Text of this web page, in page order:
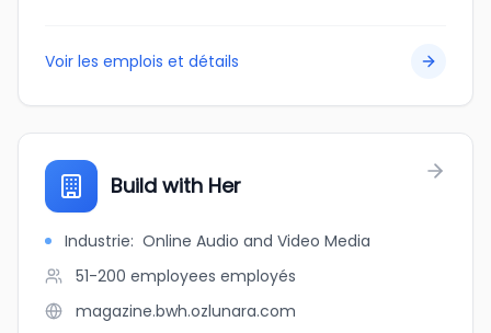
Voir les emplois et détails
Build with Her
Industrie: Online Audio and Video Media
51-200 employees employés
magazine.bwh.ozlunara.com